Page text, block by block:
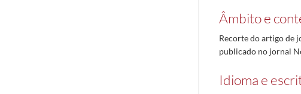
Âmbito e
Recorte do artigo de
publicado no jornal
Idioma e